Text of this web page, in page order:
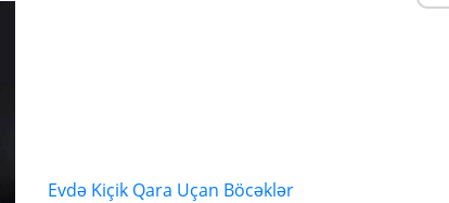
Evdə Kiçik Qara Uçan Böcəklər